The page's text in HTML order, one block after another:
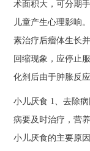
术面积大，可分期
儿童产生心理影
素治疗后瘤体生长
回缩现象，应停
化剂后由于肿胀反
小儿厌食 1、去除
病要及时治疗，营
小儿厌食的主要原